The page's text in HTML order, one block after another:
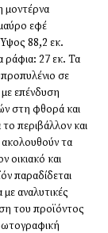
μοντέρνα
εφέ
88,2 εκ.
ράφια: 27 εκ. Τα
σε
επένδυση
στη φθορά και
περιβάλλον και
ακολουθούν τα
οικιακό και
παραδίδεται
αναλυτικές
του προϊόντος